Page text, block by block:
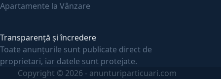
Apartamente la Vânzare
Transparență și încredere
Toate anunțurile sunt publicate direct de
proprietari, iar datele sunt protejate.
Copyright © 2026 - anunturiparticuari.com